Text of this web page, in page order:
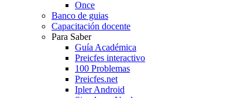
Once
Banco de guias
Capacitación docente
Para Saber
Guía Académica
Preicfes interactivo
100 Problemas
Preicfes.net
Ipler Android